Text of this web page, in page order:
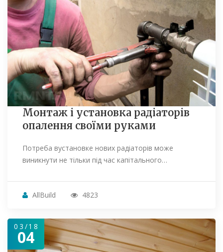
Монтаж і установка радіаторів
опалення своїми руками
Потреба вустановке нових радіаторів може
виникнути не тільки під час капітального…
AllBuild 4823
03/18
04